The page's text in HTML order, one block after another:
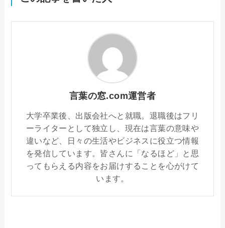
言葉の窓.com運営者
大学卒業後、出版会社へと就職。退職後はフリ
ーライターとして独立し、現在は言葉の意味や
違いなど、日々の生活やビジネスに役立つ情報
を発信しています。皆さんに「なるほど」と思
ってもらえる内容をお届けすることを心がけて
います。